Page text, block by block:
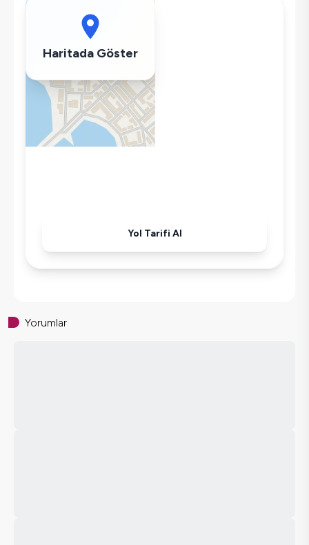
Çamaşır Makinesi
Kettle
Korunaklı Havuz
Havuz-Bahçe Bakımı
Haritada Göster
Yol Tarifi Al
Yorumlar